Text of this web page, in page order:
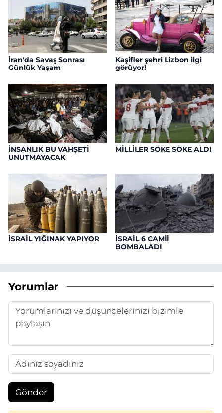
İran'da Savaş Sonrası
Günlük Yaşam
Kaşifler şehri Lizbon ilgi
görüyor!
İNSANLIK BU VAHŞETİ
UNUTMAYACAK
MİLLİLER SÖKE SÖKE ALDI
İSRAİL YIĞINAK YAPIYOR
İSRAİL 6 CAMİİ
BOMBALADI
Yorumlar
Gönder